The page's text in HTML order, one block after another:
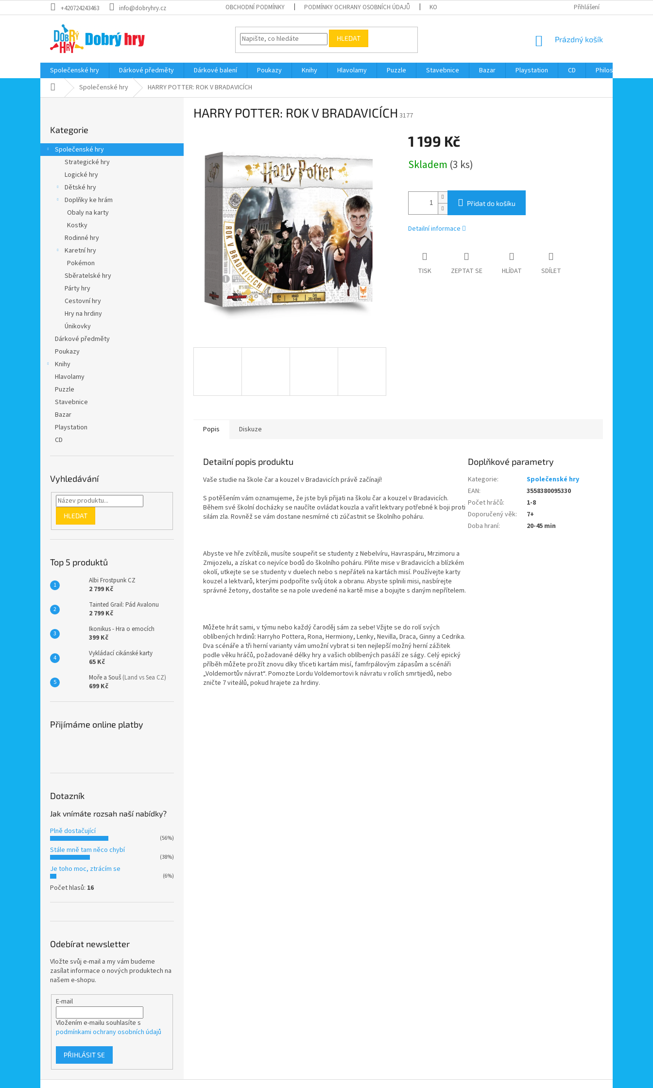
na
+420724243463 info@dobryhry.cz OBCHODNÍ PODMÍNKY PODMÍNKY OCHRANY OSOBNÍCH ÚDAJŮ KONTAKTY Přihlášení
HLEDAT
NÁKUPNÍ
Prázdný košík
Společenské hry Dárkové předměty Dárkové balení Poukazy Knihy Hlavolamy Puzzle Stavebnice Bazar Playstation CD Philos
Domů Společenské hry HARRY POTTER: ROK V BRADAVICÍCH
r
a
kategorie
Kategorie
Společenské hry
Strategické hry
Logické hry
Dětské hry
Doplňky ke hrám
Obaly na karty
Kostky
Rodinné hry
Karetní hry
Pokémon
Sběratelské hry
Párty hry
Cestovní hry
Hry na hrdiny
Únikovky
Dárkové předměty
Poukazy
Knihy
Hlavolamy
Puzzle
Stavebnice
Bazar
Playstation
CD
Vyhledávání
HLEDAT
Top 5 produktů
Albi Frostpunk CZ
2 799 Kč
Tainted Grail: Pád Avalonu
2 799 Kč
Ikonikus - Hra o emocích
399 Kč
Vykládací cikánské karty
65 Kč
Moře a Souš (Land vs Sea CZ)
699 Kč
Přijímáme online platby
Dotazník
Jak vnímáte rozsah naší nabídky?
Plně dostačující
(56%)
Stále mně tam něco chybí
(38%)
Je toho moc, ztrácím se
(6%)
Počet hlasů: 16
Odebírat newsletter
Vložte svůj e-mail a my vám budeme
zasílat informace o nových produktech na
našem e-shopu.
E-mail
Vložením e-mailu souhlasíte s
podmínkami ochrany osobních údajů
PŘIHLÁSIT SE
HARRY POTTER: ROK V BRADAVICÍCH 3177
1 199 Kč
cena:
Skladem (3 ks)
Přidat do košíku
Detailní informace
TISK ZEPTAT SE HLÍDAT SDÍLET
Popis Diskuze
Detailní popis produktu
Vaše studie na škole čar a kouzel v Bradavicích právě začínají!
S potěšením vám oznamujeme, že jste byli přijati na školu čar a kouzel v Bradavicích.
Během své školní docházky se naučíte ovládat kouzla a vařit lektvary potřebné k boji proti
silám zla. Rovněž se vám dostane nesmírné cti zúčastnit se školního poháru.
Abyste ve hře zvítězili, musíte soupeřit se studenty z Nebelvíru, Havraspáru, Mrzimoru a
Zmijozelu, a získat co nejvíce bodů do školního poháru. Plňte mise v Bradavicích a blízkém
okolí, utkejte se se studenty v duelech nebo s nepřáteli na kartách misí. Používejte karty
kouzel a lektvarů, kterými podpoříte svůj útok a obranu. Abyste splnili misi, nasbírejte
správné žetony, dostaňte se na pole uvedené na kartě mise a bojujte s daným nepřítelem.
Můžete hrát sami, v týmu nebo každý čaroděj sám za sebe! Vžijte se do rolí svých
oblíbených hrdinů: Harryho Pottera, Rona, Hermiony, Lenky, Nevilla, Draca, Ginny a Cedrika.
Dva scénáře a tři herní varianty vám umožní vybrat si ten nejlepší možný herní zážitek
podle věku hráčů, požadované délky hry a vašich oblíbených pasáží ze ságy. Celý epický
příběh můžete prožít znovu díky třiceti kartám misí, famfrpálovým zápasům a scénáři
„Voldemortův návrat“. Pomozte Lordu Voldemortovi k návratu v rolích smrtijedů, nebo
zničte 7 viteálů, pokud hrajete za hrdiny.
Doplňkové parametry
Kategorie:
Společenské hry
EAN:
3558380095330
Počet hráčů:
1-8
Doporučený věk:
7+
Doba hraní: 20-45 min